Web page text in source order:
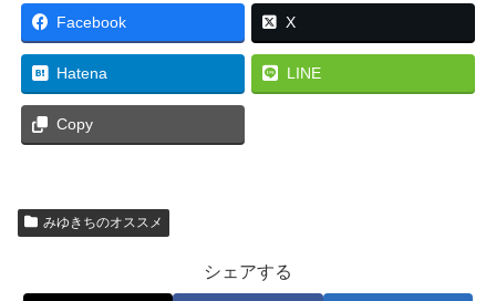
Facebook X
Hatena LINE
Copy
みゆきちのオススメ
シェアする